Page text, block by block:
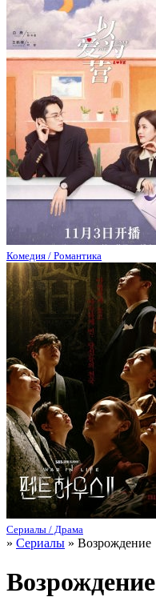
Комедия / Романтика
Сериалы / Драма
» Сериалы » Возрождение
Возрождение